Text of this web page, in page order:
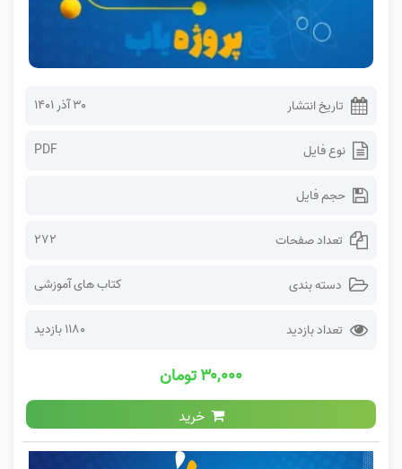
تاریخ انتشار ۳۰ آذر ۱۴۰۱
نوع فایل PDF
حجم فایل
تعداد صفحات 272
دسته بندی کتاب های آموزشی
تعداد بازدید 1180 بازدید
۳۰,۰۰۰ تومان
خرید